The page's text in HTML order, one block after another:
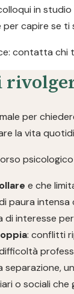
in
per capire se
contatta
per
la vita
e che
paura intensa
di interesse
: conflitti
separazione,
o sociali